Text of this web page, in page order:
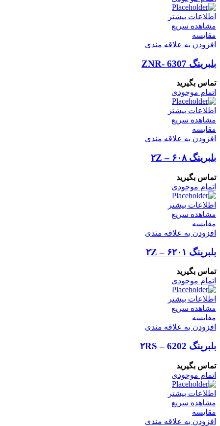
اطلاعات بیشتر
مشاهده سریع
مقایسه
افزودن به علاقه مندی
بلبرینگ ZNR- 6307
تماس بگیرید
اتمام موجودی
اطلاعات بیشتر
مشاهده سریع
مقایسه
افزودن به علاقه مندی
بلبرینگ ۶۰۸ – ۲Z
تماس بگیرید
اتمام موجودی
اطلاعات بیشتر
مشاهده سریع
مقایسه
افزودن به علاقه مندی
بلبرینگ ۶۲۰۱ – ۲Z
تماس بگیرید
اتمام موجودی
اطلاعات بیشتر
مشاهده سریع
مقایسه
افزودن به علاقه مندی
بلبرینگ ۲RS – 6202
تماس بگیرید
اتمام موجودی
اطلاعات بیشتر
مشاهده سریع
مقایسه
افزودن به علاقه مندی